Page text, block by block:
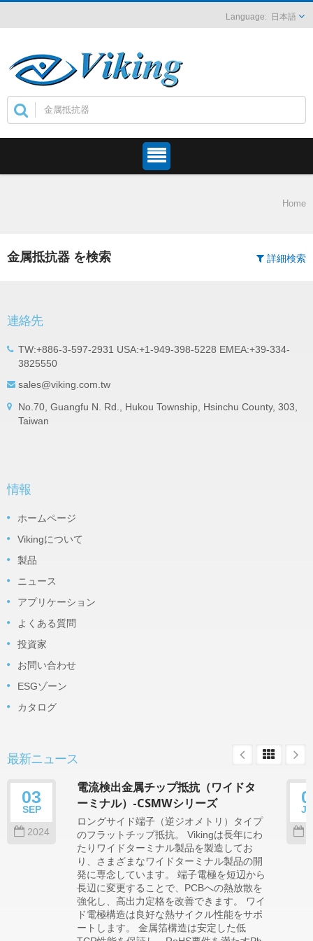
日本語
Home
金属抵抗器 を検索 詳細検索
連絡先
TW:+886-3-597-2931 USA:+1-949-398-5228 EMEA:+39-334-
3825550
sales@viking.com.tw
No.70, Guangfu N. Rd., Hukou Township, Hsinchu County, 303,
Taiwan
情報
ホームページ
Vikingについて
製品
ニュース
アプリケーション
よくある質問
投資家
お問い合わせ
ESGゾーン
カタログ
最新ニュース
03
SEP
2024
電流検出金属チップ抵抗（ワイドタ
ーミナル）-CSMWシリーズ
ロングサイド端子（逆ジオメトリ）タイプ
のフラットチップ抵抗。 Vikingは長年にわ
たりワイドターミナル製品を製造してお
り、さまざまなワイドターミナル製品の開
発に専念しています。 端子電極を短辺から
長辺に変更することで、PCBへの熱放散を
強化し、高出力定格を改善できます。 ワイ
ド電極構造は良好な熱サイクル性能をサポ
ートします。 金属箔構造は安定した低